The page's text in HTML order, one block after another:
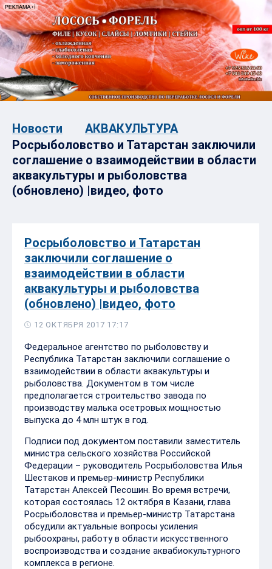
Новости
АКВАКУЛЬТУРА
Росрыболовство и Татарстан заключили
соглашение о взаимодействии в области
аквакультуры и рыболовства
(обновлено) |видео, фото
Росрыболовство и Татарстан
заключили соглашение о
взаимодействии в области
аквакультуры и рыболовства
(обновлено) |видео, фото
12 ОКТЯБРЯ 2017 17:17
Федеральное агентство по рыболовству и
Республика Татарстан заключили соглашение о
взаимодействии в области аквакультуры и
рыболовства. Документом в том числе
предполагается строительство завода по
производству малька осетровых мощностью
выпуска до 4 млн штук в год.
Подписи под документом поставили заместитель
министра сельского хозяйства Российской
Федерации – руководитель Росрыболовства Илья
Шестаков и премьер-министр Республики
Татарстан Алексей Песошин. Во время встречи,
которая состоялась 12 октября в Казани, глава
Росрыболовства и премьер-министр Татарстана
обсудили актуальные вопросы усиления
рыбоохраны, работу в области искусственного
воспроизводства и создание аквабиокультурного
комплекса в регионе.